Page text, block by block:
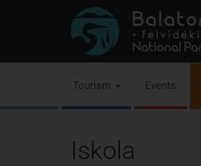
Tourism Events
Iskola